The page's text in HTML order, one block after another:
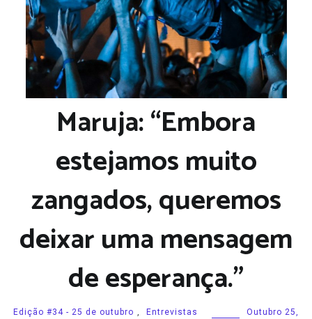
Maruja: “Embora
estejamos muito
zangados, queremos
deixar uma mensagem
de esperança.”
Edição #34 - 25 de outubro , Entrevistas
Outubro 25,